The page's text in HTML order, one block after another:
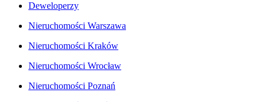
Deweloperzy
Nieruchomości Warszawa
Nieruchomości Kraków
Nieruchomości Wrocław
Nieruchomości Poznań